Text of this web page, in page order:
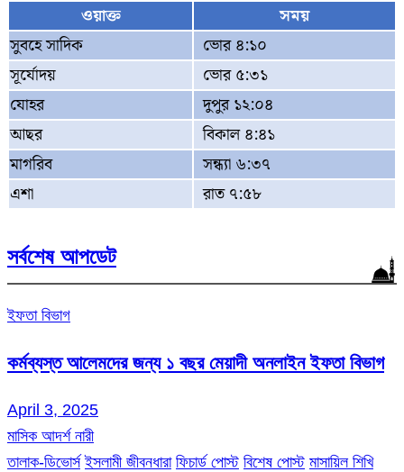
ওয়াক্ত
সময়
সুবহে সাদিক
ভোর ৪:১০
সূর্যোদয়
ভোর ৫:৩১
যোহর
দুপুর ১২:০৪
আছর
বিকাল ৪:৪১
মাগরিব
সন্ধ্যা ৬:৩৭
এশা
রাত ৭:৫৮
সর্বশেষ আপডেট
ইফতা বিভাগ
কর্মব্যস্ত আলেমদের জন্য ১ বছর মেয়াদী অনলাইন ইফতা বিভাগ
April 3, 2025
মাসিক আদর্শ নারী
তালাক-ডিভোর্স ইসলামী জীবনধারা ফিচার্ড পোস্ট বিশেষ পোস্ট মাসায়িল শিখি